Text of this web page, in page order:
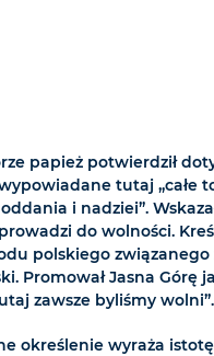
papież potwierdził
tutaj „całe
i nadziei”.
do wolności.
polskiego związanego
Promował Jasna Górę
zawsze byliśmy wolni”.
określenie wyraża